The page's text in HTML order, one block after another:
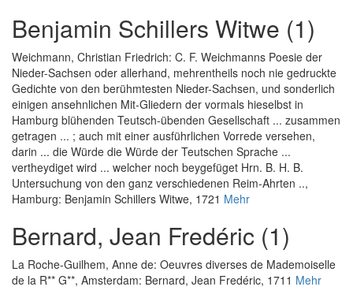
Benjamin Schillers Witwe (1)
Weichmann, Christian Friedrich: C. F. Weichmanns Poesie der
Nieder-Sachsen oder allerhand, mehrentheils noch nie gedruckte
Gedichte von den berühmtesten Nieder-Sachsen, und sonderlich
einigen ansehnlichen Mit-Gliedern der vormals hieselbst in
Hamburg blühenden Teutsch-übenden Gesellschaft ... zusammen
getragen ... ; auch mit einer ausführlichen Vorrede versehen,
darin ... die Würde die Würde der Teutschen Sprache ...
vertheydiget wird ... welcher noch beygefüget Hrn. B. H. B.
Untersuchung von den ganz verschiedenen Reim-Ahrten ..,
Hamburg: Benjamin Schillers Witwe, 1721 Mehr
Bernard, Jean Fredéric (1)
La Roche-Guilhem, Anne de: Oeuvres diverses de Mademoiselle
de la R** G**, Amsterdam: Bernard, Jean Fredéric, 1711 Mehr